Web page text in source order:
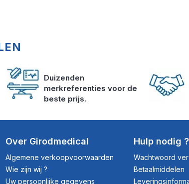
Duizenden
merkreferenties voor de
beste prijs.
Over Girodmedical
Algemene verkoopvoorwaarden
Wie zijn wij ?
Uw persoonlijke gegevens
Hulp nodig ?
Wachtwoord
Betaalmiddelen